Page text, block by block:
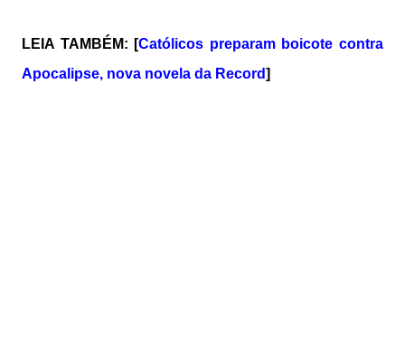
LEIA TAMBÉM: [Católicos preparam boicote contra
Apocalipse, nova novela da Record]